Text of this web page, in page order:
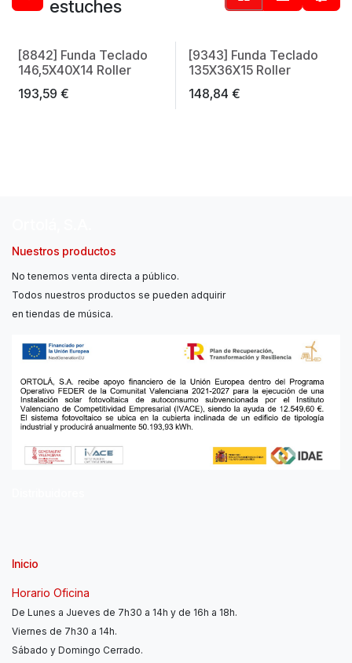
estuches
[8842] Funda Teclado
146,5X40X14 Roller
193,59 €
[9343] Funda Teclado
135X36X15 Roller
148,84 €
Nuestros productos
No tenemos venta directa a público.
Todos nuestros productos se pueden adquirir
en tiendas de música.
Inicio
Horario Oficina
De Lunes a Jueves de 7h30 a 14h y de 16h a 18h.
Viernes de 7h30 a 14h.
Sábado y Domingo Cerrado.